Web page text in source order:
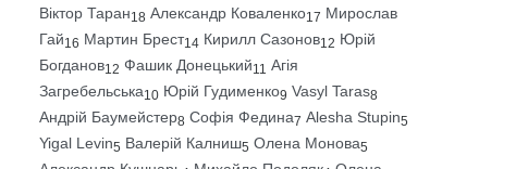
Віктор Таран18 Александр Коваленко17 Мирослав
Гай16 Мартин Брест14 Кирилл Сазонов12 Юрій
Богданов12 Фашик Донецький11 Агія
Загребельська10 Юрій Гудименко9 Vasyl Taras8
Андрій Баумейстер8 Софія Федина7 Alesha Stupin5
Yigal Levin5 Валерій Калниш5 Олена Монова5